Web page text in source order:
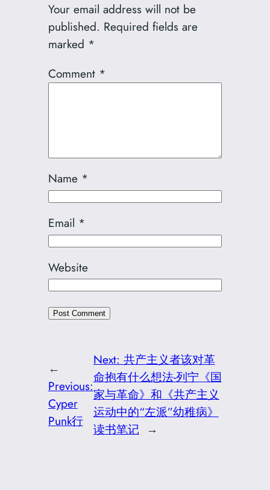
Your email address will not be
published. Required fields are
marked *
Comment *
Name *
Email *
Website
←
Previous:
Cyper
Punk行
Next: 共产主义者该对革
命抱有什么想法-列宁《国
家与革命》和《共产主义
运动中的“左派”幼稚病》
读书笔记 →